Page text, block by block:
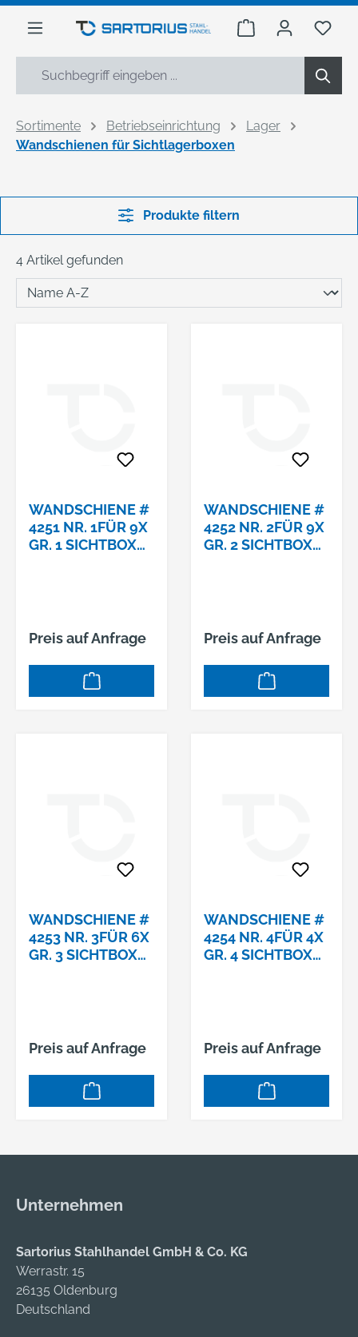
springen
Warenkorb Du
Sortimente Betriebseinrichtung
Lager
Wandschienen für Sichtlagerboxen
Produkte filtern
4 Artikel gefunden
WANDSCHIENE #
4251 NR. 1FÜR 9X
GR. 1 SICHTBOX
Preis auf Anfrage
WANDSCHIENE #
4252 NR. 2FÜR 9X
GR. 2 SICHTBOX
Preis auf Anfrage
WANDSCHIENE #
4253 NR. 3FÜR 6X
GR. 3 SICHTBOX
Preis auf Anfrage
WANDSCHIENE #
4254 NR. 4FÜR 4X
GR. 4 SICHTBOX
Preis auf Anfrage
Unternehmen
Sartorius Stahlhandel GmbH & Co. KG
Werrastr. 15
26135 Oldenburg
Deutschland